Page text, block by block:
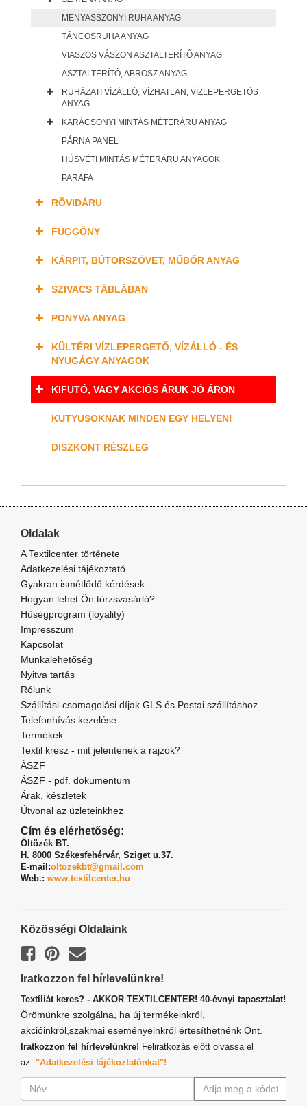
MENYASSZONYI RUHA ANYAG
TÁNCOSRUHA ANYAG
VIASZOS VÁSZON ASZTALTERÍTŐ ANYAG
ASZTALTERÍTŐ, ABROSZ ANYAG
RUHÁZATI VÍZÁLLÓ, VÍZHATLAN, VÍZLEPERGETŐS
ANYAG
KARÁCSONYI MINTÁS MÉTERÁRU ANYAG
PÁRNA PANEL
HÚSVÉTI MINTÁS MÉTERÁRU ANYAGOK
PARAFA
RÖVIDÁRU
FÜGGÖNY
KÁRPIT, BÚTORSZÖVET, MŰBŐR ANYAG
SZIVACS TÁBLÁBAN
PONYVA ANYAG
KÜLTÉRI VÍZLEPERGETŐ, VÍZÁLLÓ - ÉS
NYUGÁGY ANYAGOK
KIFUTÓ, VAGY AKCIÓS ÁRUK JÓ ÁRON
KUTYUSOKNAK MINDEN EGY HELYEN!
DISZKONT RÉSZLEG
Oldalak
A Textilcenter története
Adatkezelési tájékoztató
Gyakran ismétlődő kérdések
Hogyan lehet Ön törzsvásárló?
Hűségprogram (loyality)
Impresszum
Kapcsolat
Munkalehetőség
Nyitva tartás
Rólunk
Szállítási-csomagolási díjak GLS és Postai szállításhoz
Telefonhívás kezelése
Termékek
Textil kresz - mit jelentenek a rajzok?
ÁSZF
ÁSZF - pdf. dokumentum
Árak, készletek
Útvonal az üzleteinkhez
Cím és elérhetőség:
Öltözék BT.
H. 8000 Székesfehérvár, Sziget u.37.
E-mail:oltozekbt@gmail.com
Web.: www.textilcenter.hu
Közösségi Oldalaink
Iratkozzon fel hírlevelünkre!
Textíliát keres? - AKKOR TEXTILCENTER! 40-évnyi tapasztalat!
Örömünkre szolgálna, ha új termékeinkről,
akcióinkról,szakmai eseményeinkről értesíthetnénk Önt.
Iratkozzon fel hírlevelünkre! Feliratkozás előtt olvassa el
az "Adatkezelési tájékoztatónkat"!